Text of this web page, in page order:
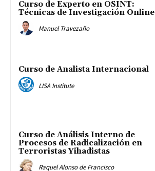
Curso de Experto en OSINT:
Técnicas de Investigación Online
Manuel Travezaño
Curso de Analista Internacional
LISA Institute
Curso de Análisis Interno de
Procesos de Radicalización en
Terroristas Yihadistas
Raquel Alonso de Francisco